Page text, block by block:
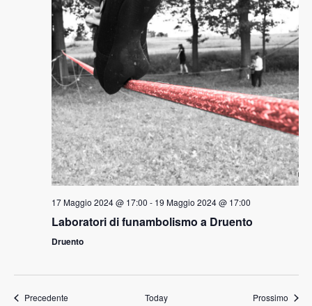
17 Maggio 2024 @ 17:00 - 19 Maggio 2024 @ 17:00
Laboratori di funambolismo a Druento
Druento
PrecedenteEventi Today ProssimoEventi